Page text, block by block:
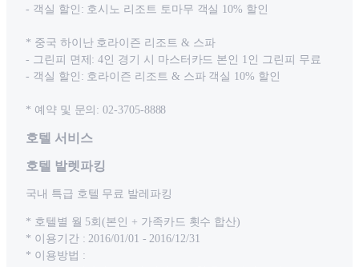
- 객실 할인: 호시노 리조트 토마무 객실 10% 할인
* 중국 하이난 호라이즌 리조트 & 스파
- 그린피 면제: 4인 경기 시 마스터카드 본인 1인 그린피 무료
- 객실 할인: 호라이즌 리조트 & 스파 객실 10% 할인
* 예약 및 문의: 02-3705-8888
호텔 서비스
호텔 발렛파킹
국내 특급 호텔 무료 발레파킹
* 호텔별 월 5회(본인 + 가족카드 횟수 합산)
* 이용기간 : 2016/01/01 - 2016/12/31
* 이용방법 :